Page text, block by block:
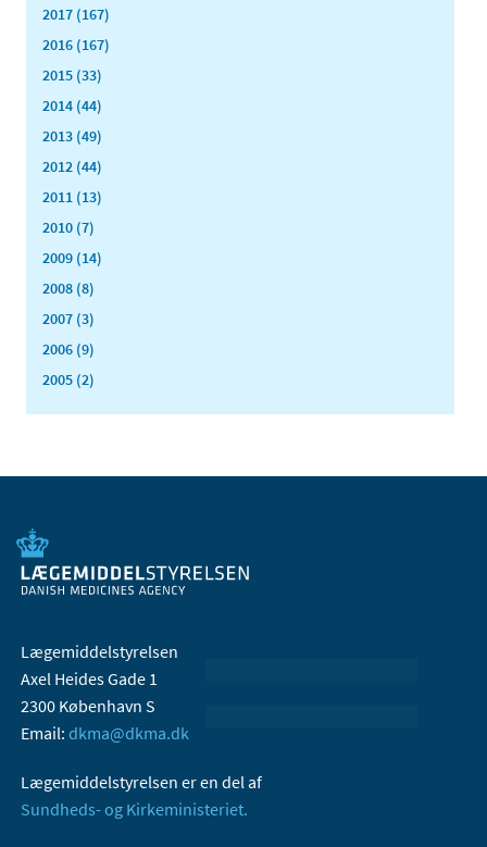
2017 (167)
2016 (167)
2015 (33)
2014 (44)
2013 (49)
2012 (44)
2011 (13)
2010 (7)
2009 (14)
2008 (8)
2007 (3)
2006 (9)
2005 (2)
Lægemiddelstyrelsen
Axel Heides Gade 1
2300 København S
Email: dkma@dkma.dk
Lægemiddelstyrelsen er en del af
Sundheds- og Kirkeministeriet.